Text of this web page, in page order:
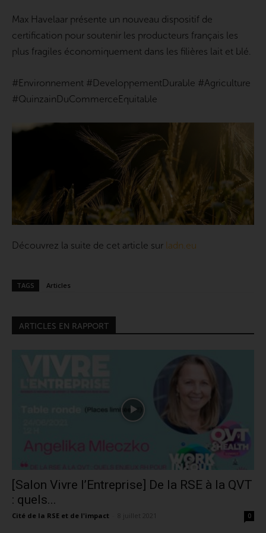
Max Havelaar présente un nouveau dispositif de
certification pour soutenir les producteurs français les
plus fragiles économiquement dans les filières lait et blé.
#Environnement #DeveloppementDurable #Agriculture
#QuinzainDuCommerceEquitable
Découvrez la suite de cet article sur ladn.eu
TAGS Articles
ARTICLES EN RAPPORT
[Salon Vivre l’Entreprise] De la RSE à la QVT
: quels...
Cité de la RSE et de l'impact 8 juillet 2021 0